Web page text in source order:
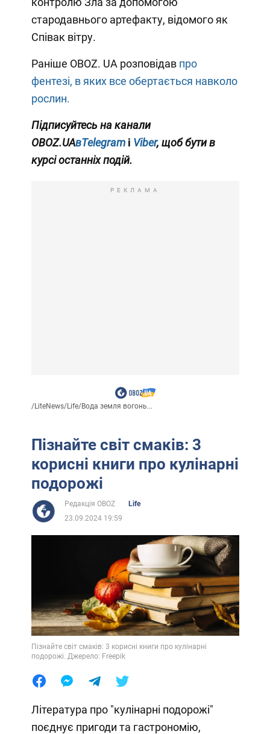
стародавнього артефакту, відомого як
Співак вітру.
Раніше OBOZ. UA розповідавпро
фентезі, в яких все обертається навколо
рослин.
Підписуйтесь на канали
OBOZ.UAвTelegramі Viber, щоб бути в
курсі останніх подій.
РЕКЛАМА
/LiteNews/Life/Вода земля вогонь...
Пізнайте світ смаків: 3
корисні книги про кулінарні
подорожі
Редакція OBOZ
Life
23.09.2024 19:59
Пізнайте світ смаків: 3 корисні книги про кулінарні
подорожі. Джерело: Freepik
Література про "кулінарні подорожі"
поєднує пригоди та гастрономію,